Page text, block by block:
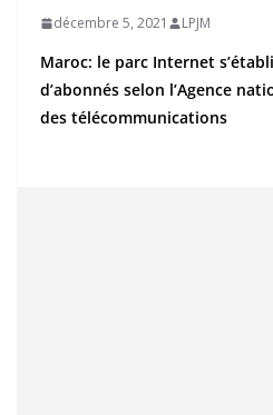
décembre 5, 2021 LPJM
Maroc: le parc Internet
d’abonnés selon l’Agence
des télécommunications